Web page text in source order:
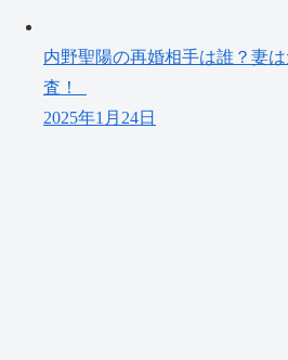
内野聖陽の再婚相手は誰？妻
査！
2025年1月24日